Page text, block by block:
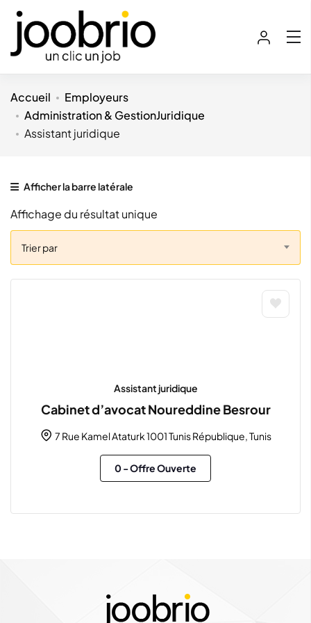
Accueil
Employeurs
Administration & GestionJuridique
Assistant juridique
Afficher la barre latérale
Affichage du résultat unique
Trier par
Assistant juridique
Cabinet d’avocat Noureddine Besrour
7 Rue Kamel Ataturk 1001 Tunis République, Tunis
0- Offre Ouverte